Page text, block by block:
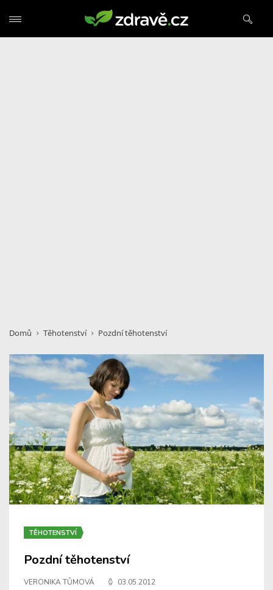
Domů Těhotenství Pozdní těhotenství
TĚHOTENSTVÍ
Pozdní těhotenství
VERONIKA TŮMOVÁ 03.05.2012